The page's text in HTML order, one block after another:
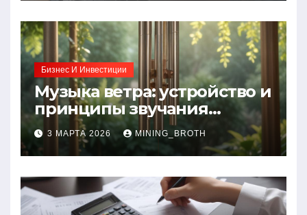
Бизнес И Инвестиции
Музыка ветра: устройство и
принципы звучания
колокольчиков
3 МАРТА 2026 MINING_BROTH